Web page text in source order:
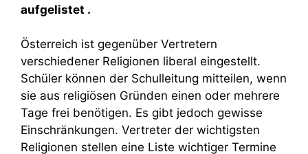
aufgelistet .
Österreich ist gegenüber Vertretern
verschiedener Religionen liberal eingestellt.
Schüler können der Schulleitung mitteilen, wenn
sie aus religiösen Gründen einen oder mehrere
Tage frei benötigen. Es gibt jedoch gewisse
Einschränkungen. Vertreter der wichtigsten
Religionen stellen eine Liste wichtiger Termine